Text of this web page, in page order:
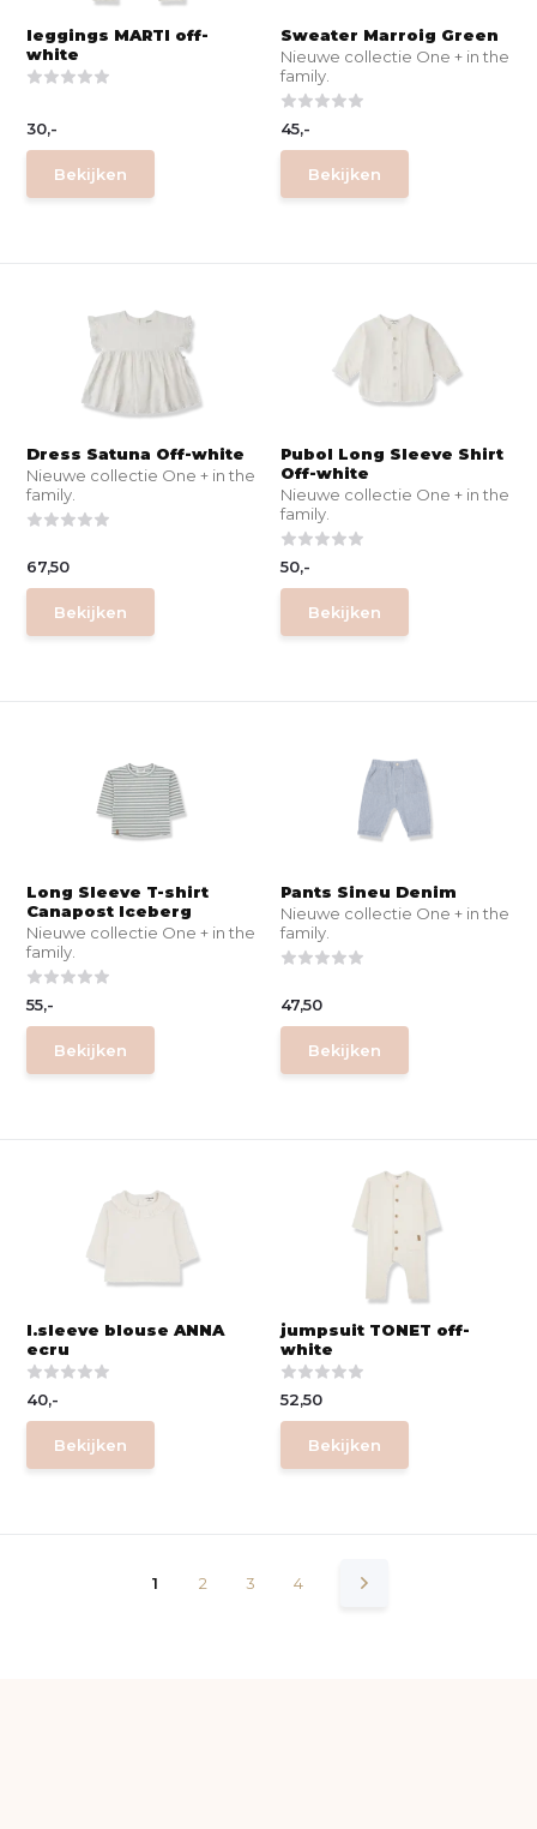
leggings MARTI off-
white
30,-
Bekijken
Sweater Marroig Green
Nieuwe collectie One + in the
family.
45,-
Bekijken
Dress Satuna Off-white
Nieuwe collectie One + in the
family.
67,50
Bekijken
Pubol Long Sleeve Shirt
Off-white
Nieuwe collectie One + in the
family.
50,-
Bekijken
Long Sleeve T-shirt
Canapost Iceberg
Nieuwe collectie One + in the
family.
55,-
Bekijken
Pants Sineu Denim
Nieuwe collectie One + in the
family.
47,50
Bekijken
l.sleeve blouse ANNA
ecru
40,-
Bekijken
jumpsuit TONET off-
white
52,50
Bekijken
1 2 3 4